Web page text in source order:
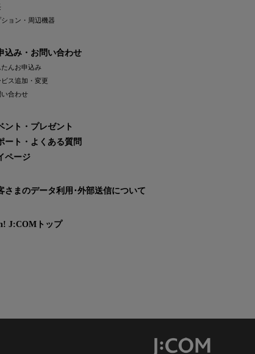
ション・周辺機器
込み・お問い合わせ
たんお申込み
ビス追加・変更
い合わせ
ント・プレゼント
ート・よくある質問
ページ
さまのデータ利用･外部送信について
J:COMトップ